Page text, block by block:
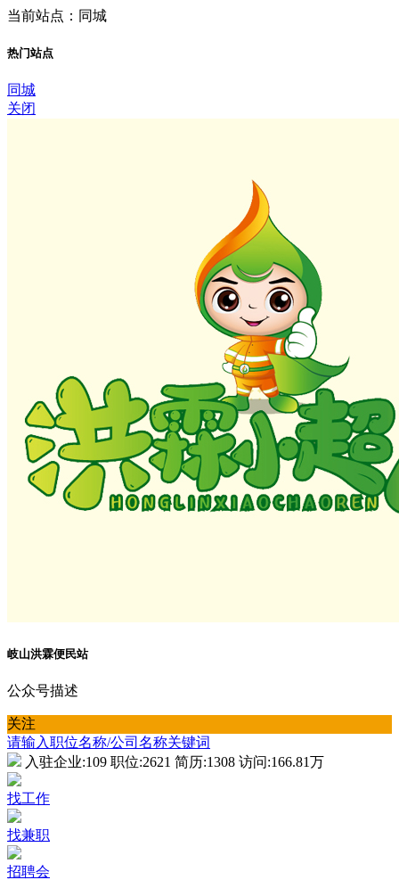
当前站点：同城
热门站点
同城
关闭
岐山洪霖便民站
公众号描述
关注
请输入职位名称/公司名称关键词
入驻企业:109 职位:2621 简历:1308 访问:166.81万
找工作
找兼职
招聘会